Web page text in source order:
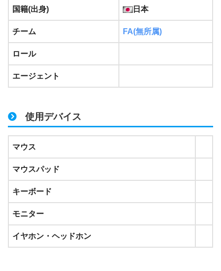
国籍(出身) 日本
チーム FA(無所属)
ロール
エージェント
使用デバイス
マウス
マウスパッド
キーボード
モニター
イヤホン・ヘッドホン